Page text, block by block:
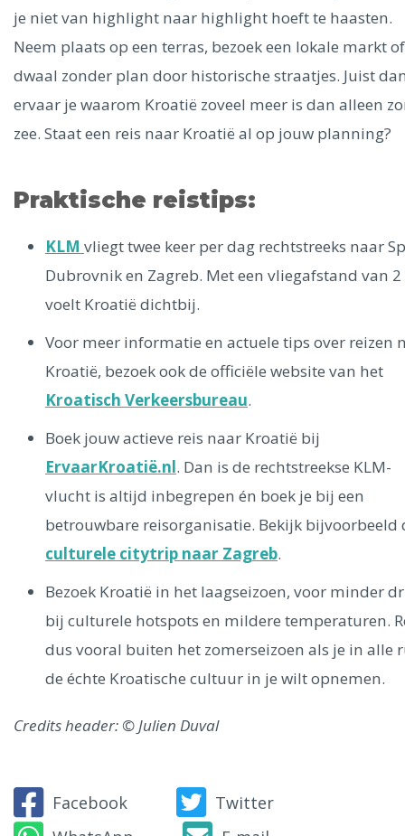
je niet van highlight naar highlight hoeft te haasten.
Neem plaats op een terras, bezoek een lokale markt of
dwaal zonder plan door historische straatjes. Juist
ervaar je waarom Kroatië zoveel meer is dan alleen
zee. Staat een reis naar Kroatië al op jouw planning?
Praktische reistips:
KLM vliegt twee keer per dag rechtstreeks naar
Dubrovnik en Zagreb. Met een vliegafstand van
voelt Kroatië dichtbij.
Voor meer informatie en actuele tips over reizen
Kroatië, bezoek ook de officiële website van het
Kroatisch Verkeersbureau.
Boek jouw actieve reis naar Kroatië bij
ErvaarKroatië.nl. Dan is de rechtstreekse KLM-
vlucht is altijd inbegrepen én boek je bij een
betrouwbare reisorganisatie. Bekijk bijvoorbeeld
culturele citytrip naar Zagreb.
Bezoek Kroatië in het laagseizoen, voor minder
bij culturele hotspots en mildere temperaturen.
dus vooral buiten het zomerseizoen als je in alle
de échte Kroatische cultuur in je wilt opnemen.
Credits header: © Julien Duval
Facebook
Twitter